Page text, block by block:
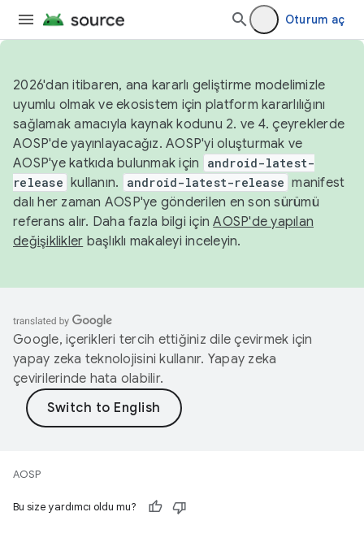
Oturum aç
2026'dan itibaren, ana kararlı geliştirme modelimizle
uyumlu olmak ve ekosistem için platform kararlılığını
sağlamak amacıyla kaynak kodunu 2. ve 4. çeyreklerde
AOSP'de yayınlayacağız. AOSP'yi oluşturmak ve
AOSP'ye katkıda bulunmak için
android-latest-
release kullanın. android-latest-release manifest
dalı her zaman AOSP'ye gönderilen en son sürümü
referans alır. Daha fazla bilgi içinAOSP'de yapılan
değişiklikler başlıklı makaleyi inceleyin.
Google, içerikleri tercih ettiğiniz dile çevirmek için
yapay zeka teknolojisini kullanır. Yapay zeka
çevirilerinde hata olabilir.
AOSP
Bu size yardımcı oldu mu?